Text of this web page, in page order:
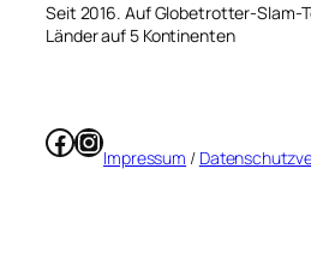
Seit 2016. Auf Globetrotter-Slam-
Länder auf 5 Kontinenten
Facebook
Instagram
Impressum /